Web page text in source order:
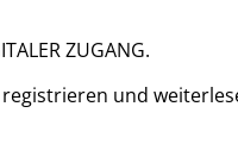
ZUGANG.
registrieren und